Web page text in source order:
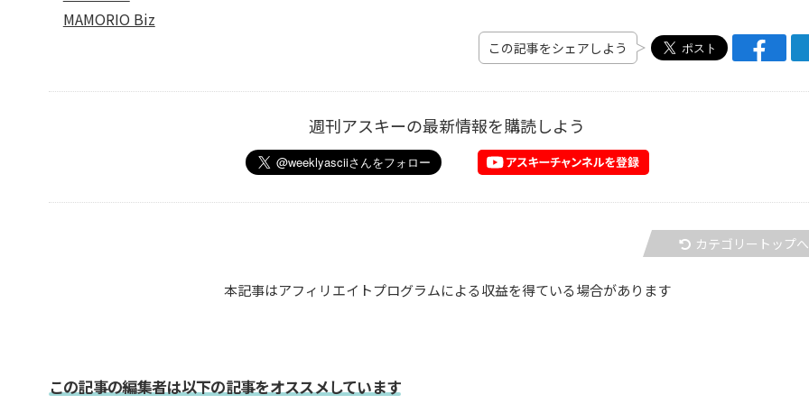
MAMORIO Biz
この記事をシェアしよう
週刊アスキーの最新情報を購読しよう
カテゴリートップへ
本記事はアフィリエイトプログラムによる収益を得ている場合があります
この記事の編集者は以下の記事をオススメしています